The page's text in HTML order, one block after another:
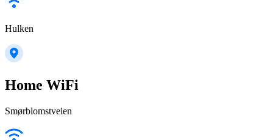
Hulken
Home WiFi
Smørblomstveien